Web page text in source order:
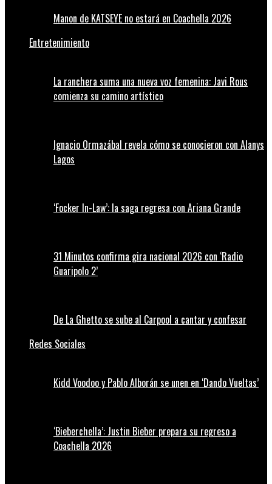
Manon de KATSEYE no estará en Coachella 2026
Entretenimiento
La ranchera suma una nueva voz femenina: Javi Rous
comienza su camino artístico
Ignacio Ormazábal revela cómo se conocieron con Alanys
Lagos
‘Focker In-Law’: la saga regresa con Ariana Grande
31 Minutos confirma gira nacional 2026 con ‘Radio
Guaripolo 2’
De La Ghetto se sube al Carpool a cantar y confesar
Redes Sociales
Kidd Voodoo y Pablo Alborán se unen en ‘Dando Vueltas’
‘Bieberchella’: Justin Bieber prepara su regreso a
Coachella 2026